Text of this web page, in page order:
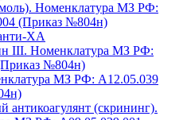
Номенклатура МЗ РФ:
(Приказ №804н)
ХА
III. Номенклатура МЗ РФ:
№804н)
МЗ РФ: A12.05.039
антикоагулянт (скрининг).